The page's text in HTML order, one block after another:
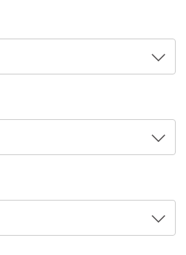
proposições legislativas
legislativas na CLDF podem